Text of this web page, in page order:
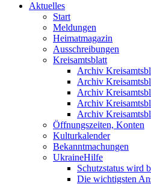
Aktuelles
Start
Meldungen
Heimatmagazin
Ausschreibungen
Kreisamtsblatt
Archiv
Archiv
Archiv
Archiv
Archiv
Öffnungszeiten, Konten
Kulturkalender
Bekanntmachungen
UkraineHilfe
Schutzstatus wird
Die wichtigsten